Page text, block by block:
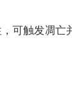
可触发凋亡